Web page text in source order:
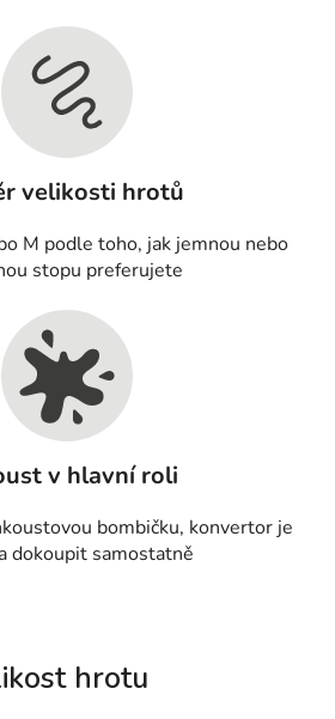
velikosti hrotů
M podle toho, jak jemnou nebo
stopu preferujete
v hlavní roli
bombičku, konvertor je
dokoupit samostatně
hrotu